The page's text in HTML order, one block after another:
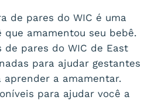
de pares do WIC é uma
que amamentou seu bebê.
de pares do WIC de East
para ajudar gestantes
aprender a amamentar.
para ajudar você a